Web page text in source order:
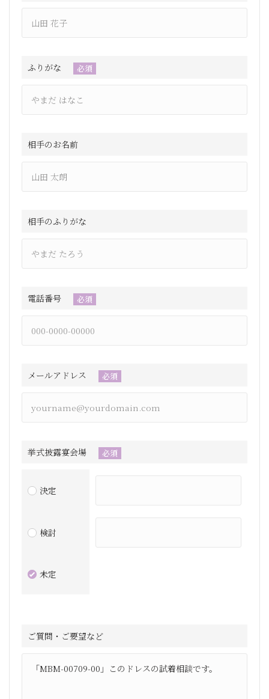
ふりがな 必須
相手のお名前
相手のふりがな
電話番号 必須
メールアドレス 必須
挙式披露宴会場 必須
決定
検討
未定
ご質問・ご要望など